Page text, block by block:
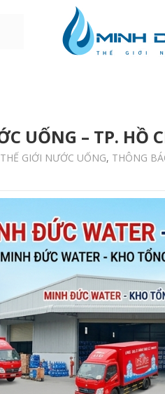
UỐNG – TP. HỒ
THẾ GIỚI NƯỚC UỐNG, THÔNG